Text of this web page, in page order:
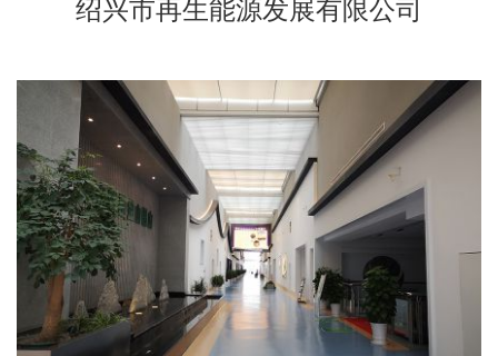
绍兴市再生能源发展有限公司